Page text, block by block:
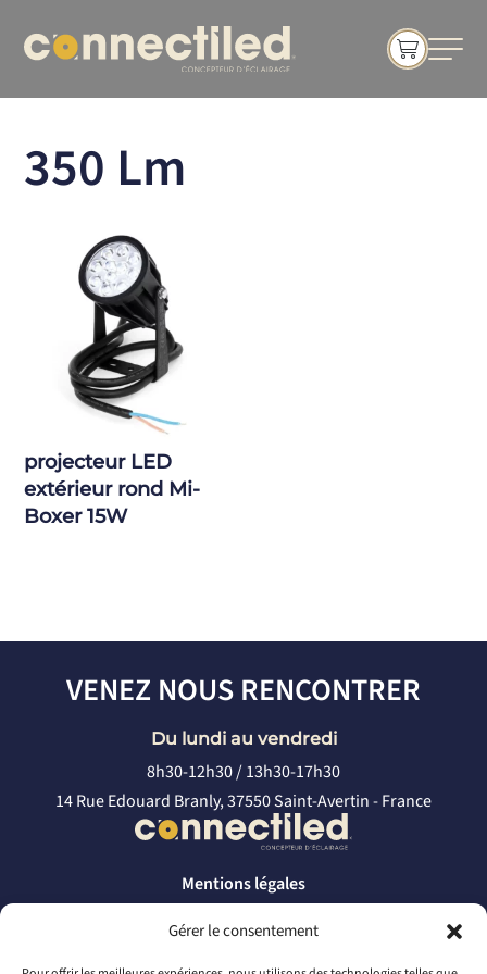
Gérer le consentement
350 Lm
projecteur LED
extérieur rond Mi-
Boxer 15W
VENEZ NOUS RENCONTRER
Du lundi au vendredi
8h30-12h30 / 13h30-17h30
14 Rue Edouard Branly, 37550 Saint-Avertin - France
Mentions légales
Politique de confidentialité
CONTACTEZ-NOUS